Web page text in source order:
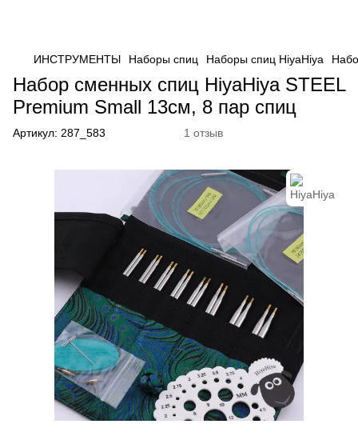
ИНСТРУМЕНТЫ Наборы спиц Наборы спиц HiyaHiya
Набор сменных спиц HiyaHiya STEEL
Premium Small 13cм, 8 пар спиц
Артикул: 287_583 1 отзыв